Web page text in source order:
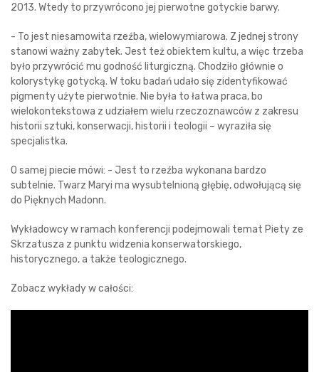
2013. Wtedy to przywrócono jej pierwotne gotyckie barwy.
- To jest niesamowita rzeźba, wielowymiarowa. Z jednej strony
stanowi ważny zabytek. Jest też obiektem kultu, a więc trzeba
było przywrócić mu godność liturgiczną. Chodziło głównie o
kolorystykę gotycką. W toku badań udało się zidentyfikować
pigmenty użyte pierwotnie. Nie była to łatwa praca, bo
wielokontekstowa z udziałem wielu rzeczoznawców z zakresu
historii sztuki, konserwacji, historii i teologii – wyraziła się
specjalistka.
O samej piecie mówi: - Jest to rzeźba wykonana bardzo
subtelnie. Twarz Maryi ma wysubtelnioną głębię, odwołującą się
do Pięknych Madonn.
Wykładowcy w ramach konferencji podejmowali temat Piety ze
Skrzatusza z punktu widzenia konserwatorskiego,
historycznego, a także teologicznego.
Zobacz wykłady w całości: